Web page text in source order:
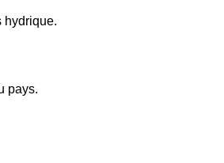
hydrique.
pays.